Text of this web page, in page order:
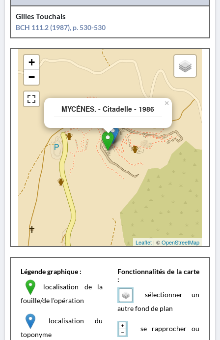
Gilles Touchais
BCH 111.2 (1987), p. 530-530
MYCÉNES. - Citadelle - 1986
×
+
−
Leaflet | ©OpenStreetMap
Légende graphique :
localisation de la
fouille/de l'opération
localisation du
toponyme
Fonctionnalités de la carte
:
sélectionner un
autre fond de plan
se rapprocher ou